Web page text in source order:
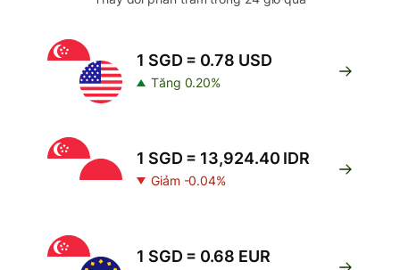
1 SGD = 0.78 USD
Tăng 0.20%
1 SGD = 13,924.40 IDR
Giảm -0.04%
1 SGD = 0.68 EUR